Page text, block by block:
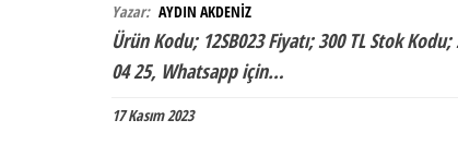
Yazar: AYDIN AKDENİZ
Ürün Kodu; 12SB023 Fiyatı; 300 TL Stok
04 25, Whatsapp için…
17 Kasım 2023